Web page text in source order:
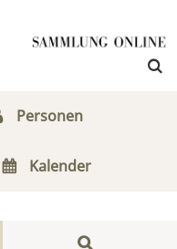
Personen
Kalender